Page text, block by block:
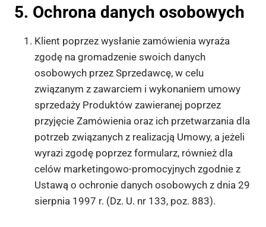
5. Ochrona danych osobowych
Klient poprzez wysłanie zamówienia wyraża
zgodę na gromadzenie swoich danych
osobowych przez Sprzedawcę, w celu
związanym z zawarciem i wykonaniem umowy
sprzedaży Produktów zawieranej poprzez
przyjęcie Zamówienia oraz ich przetwarzania dla
potrzeb związanych z realizacją Umowy, a jeżeli
wyrazi zgodę poprzez formularz, również dla
celów marketingowo-promocyjnych zgodnie z
Ustawą o ochronie danych osobowych z dnia 29
sierpnia 1997 r. (Dz. U. nr 133, poz. 883).